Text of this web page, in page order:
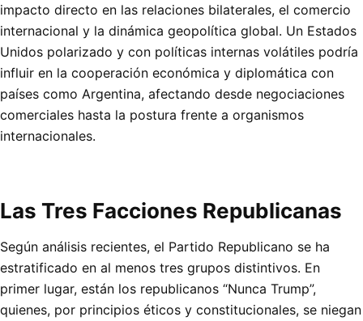
impacto directo en las relaciones bilaterales, el comercio
internacional y la dinámica geopolítica global. Un Estados
Unidos polarizado y con políticas internas volátiles podría
influir en la cooperación económica y diplomática con
países como Argentina, afectando desde negociaciones
comerciales hasta la postura frente a organismos
internacionales.
Las Tres Facciones Republicanas
Según análisis recientes, el Partido Republicano se ha
estratificado en al menos tres grupos distintivos. En
primer lugar, están los republicanos “Nunca Trump”,
quienes, por principios éticos y constitucionales, se niegan